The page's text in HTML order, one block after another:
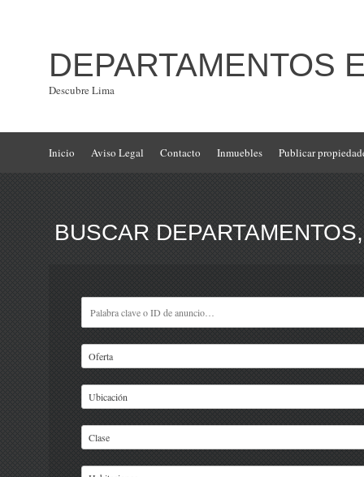
DEPARTAMENTOS
Descubre Lima
Inicio Aviso Legal Contacto Inmuebles Publicar
BUSCAR